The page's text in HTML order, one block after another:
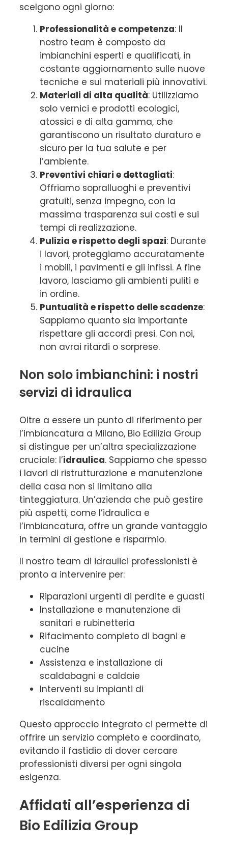
scelgono ogni giorno:
Professionalità e competenza: Il
nostro team è composto da
imbianchini esperti e qualificati, in
costante aggiornamento sulle nuove
tecniche e sui materiali più innovativi.
Materiali di alta qualità: Utilizziamo
solo vernici e prodotti ecologici,
atossici e di alta gamma, che
garantiscono un risultato duraturo e
sicuro per la tua salute e per
l’ambiente.
Preventivi chiari e dettagliati:
Offriamo sopralluoghi e preventivi
gratuiti, senza impegno, con la
massima trasparenza sui costi e sui
tempi di realizzazione.
Pulizia e rispetto degli spazi: Durante
i lavori, proteggiamo accuratamente
i mobili, i pavimenti e gli infissi. A fine
lavoro, lasciamo gli ambienti puliti e
in ordine.
Puntualità e rispetto delle scadenze:
Sappiamo quanto sia importante
rispettare gli accordi presi. Con noi,
non avrai ritardi o sorprese.
Non solo imbianchini: i nostri
servizi di idraulica
Oltre a essere un punto di riferimento per
l’imbiancatura a Milano, Bio Edilizia Group
si distingue per un’altra specializzazione
cruciale: l’idraulica. Sappiamo che spesso
i lavori di ristrutturazione e manutenzione
della casa non si limitano alla
tinteggiatura. Un’azienda che può gestire
più aspetti, come l’idraulica e
l’imbiancatura, offre un grande vantaggio
in termini di gestione e risparmio.
Il nostro team di idraulici professionisti è
pronto a intervenire per:
Riparazioni urgenti di perdite e guasti
Installazione e manutenzione di
sanitari e rubinetteria
Rifacimento completo di bagni e
cucine
Assistenza e installazione di
scaldabagni e caldaie
Interventi su impianti di
riscaldamento
Questo approccio integrato ci permette di
offrire un servizio completo e coordinato,
evitando il fastidio di dover cercare
professionisti diversi per ogni singola
esigenza.
Affidati all’esperienza di
Bio Edilizia Group